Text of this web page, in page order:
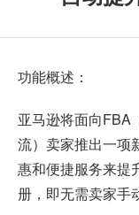
功能概述：
亚马逊将面向FBA
流）卖家推出一项
惠和便捷服务来提
册，即无需卖家手